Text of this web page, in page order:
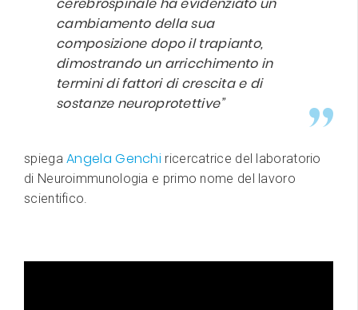
cerebrospinale ha evidenziato un
cambiamento della sua
composizione dopo il trapianto,
dimostrando un arricchimento in
termini di fattori di crescita e di
sostanze neuroprotettive”
spiegaAngela Genchi ricercatrice del laboratorio
di Neuroimmunologia e primo nome del lavoro
scientifico.